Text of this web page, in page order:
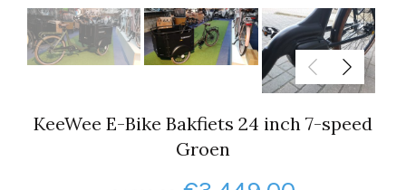
KeeWee E-Bike Bakfiets 24 inch 7-speed
Groen